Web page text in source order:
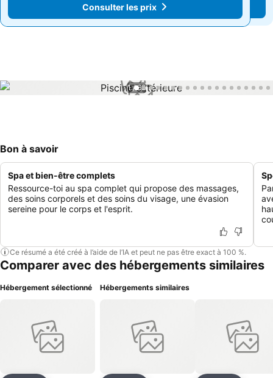
Consulter les prix
Consulter les prix
1 / 62
Bon à savoir
Spa et bien-être complets
Ressource-toi au spa complet qui propose des massages,
des soins corporels et des soins du visage, une évasion
sereine pour le corps et l'esprit.
Ce résumé a été créé à l’aide de l’IA et peut ne pas être exact à 100 %.
Comparer avec des hébergements similaires
Hébergement sélectionné Hébergements similaires